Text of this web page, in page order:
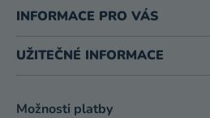
INFORMACE PRO VÁS
UŽITEČNÉ INFORMACE
Možnosti platby